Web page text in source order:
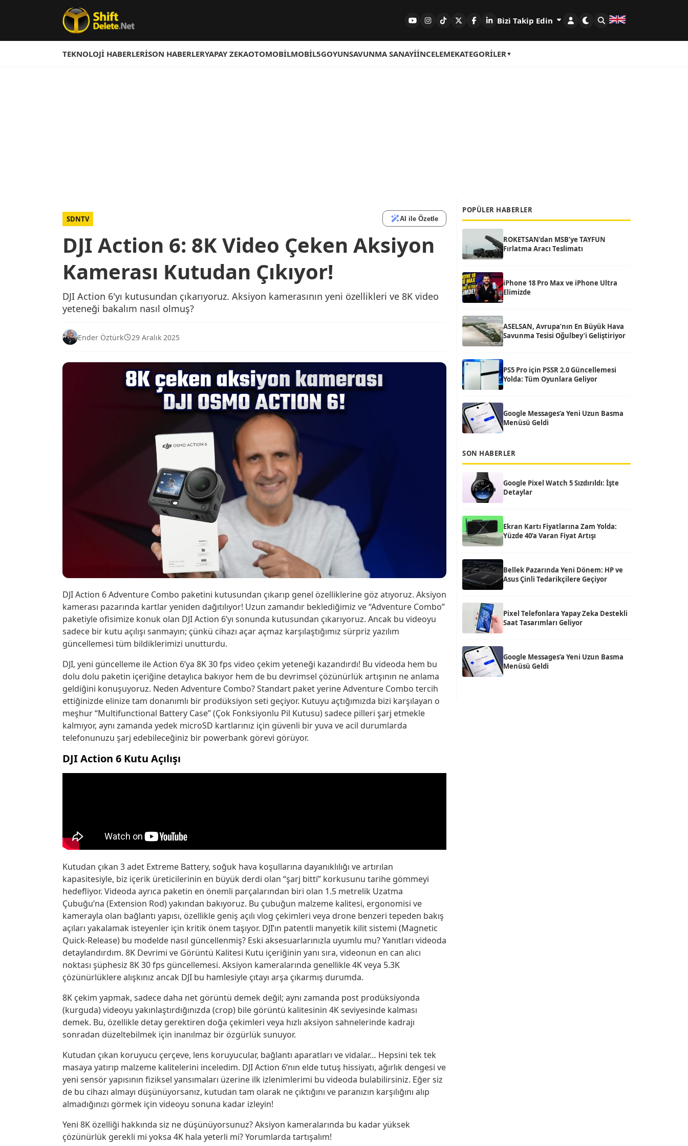
Bizi Takip Edin
TEKNOLOJI HABERLERISON HABERLERYAPAY ZEKAOTOMOBILMOBIL5GOYUNSAVUNMA SANAYIİNCELEMEKATEGORILER
SDNTV AI ile Özetle
DJI Action 6: 8K Video Çeken Aksiyon
Kamerası Kutudan Çıkıyor!
DJI Action 6'yı kutusundan çıkarıyoruz. Aksiyon kamerasının yeni özellikleri ve 8K video
yeteneği bakalım nasıl olmuş?
Ender Öztürk 29 Aralık 2025
DJI Action 6 Adventure Combo paketini kutusundan çıkarıp genel özelliklerine göz atıyoruz. Aksiyon
kamerası pazarında kartlar yeniden dağıtılıyor! Uzun zamandır beklediğimiz ve “Adventure Combo”
paketiyle ofisimize konuk olan DJI Action 6’yı sonunda kutusundan çıkarıyoruz. Ancak bu videoyu
sadece bir kutu açılışı sanmayın; çünkü cihazı açar açmaz karşılaştığımız sürpriz yazılım
güncellemesi tüm bildiklerimizi unutturdu.
DJI, yeni güncelleme ile Action 6’ya 8K 30 fps video çekim yeteneği kazandırdı! Bu videoda hem bu
dolu dolu paketin içeriğine detaylıca bakıyor hem de bu devrimsel çözünürlük artışının ne anlama
geldiğini konuşuyoruz. Neden Adventure Combo? Standart paket yerine Adventure Combo tercih
ettiğinizde elinize tam donanımlı bir prodüksiyon seti geçiyor. Kutuyu açtığımızda bizi karşılayan o
meşhur “Multifunctional Battery Case” (Çok Fonksiyonlu Pil Kutusu) sadece pilleri şarj etmekle
kalmıyor, aynı zamanda yedek microSD kartlarınız için güvenli bir yuva ve acil durumlarda
telefonunuzu şarj edebileceğiniz bir powerbank görevi görüyor.
DJI Action 6 Kutu Açılışı
Kutudan çıkan 3 adet Extreme Battery, soğuk hava koşullarına dayanıklılığı ve artırılan
kapasitesiyle, biz içerik üreticilerinin en büyük derdi olan “şarj bitti” korkusunu tarihe gömmeyi
hedefliyor. Videoda ayrıca paketin en önemli parçalarından biri olan 1.5 metrelik Uzatma
Çubuğu’na (Extension Rod) yakından bakıyoruz. Bu çubuğun malzeme kalitesi, ergonomisi ve
kamerayla olan bağlantı yapısı, özellikle geniş açılı vlog çekimleri veya drone benzeri tepeden bakış
açıları yakalamak isteyenler için kritik önem taşıyor. DJI’ın patentli manyetik kilit sistemi (Magnetic
Quick-Release) bu modelde nasıl güncellenmiş? Eski aksesuarlarınızla uyumlu mu? Yanıtları videoda
detaylandırdım. 8K Devrimi ve Görüntü Kalitesi Kutu içeriğinin yanı sıra, videonun en can alıcı
noktası şüphesiz 8K 30 fps güncellemesi. Aksiyon kameralarında genellikle 4K veya 5.3K
çözünürlüklere alışkınız ancak DJI bu hamlesiyle çıtayı arşa çıkarmış durumda.
8K çekim yapmak, sadece daha net görüntü demek değil; aynı zamanda post prodüksiyonda
(kurguda) videoyu yakınlaştırdığınızda (crop) bile görüntü kalitesinin 4K seviyesinde kalması
demek. Bu, özellikle detay gerektiren doğa çekimleri veya hızlı aksiyon sahnelerinde kadrajı
sonradan düzeltebilmek için inanılmaz bir özgürlük sunuyor.
Kutudan çıkan koruyucu çerçeve, lens koruyucular, bağlantı aparatları ve vidalar… Hepsini tek tek
masaya yatırıp malzeme kalitelerini inceledim. DJI Action 6’nın elde tutuş hissiyatı, ağırlık dengesi ve
yeni sensör yapısının fiziksel yansımaları üzerine ilk izlenimlerimi bu videoda bulabilirsiniz. Eğer siz
de bu cihazı almayı düşünüyorsanız, kutudan tam olarak ne çıktığını ve paranızın karşılığını alıp
almadığınızı görmek için videoyu sonuna kadar izleyin!
Yeni 8K özelliği hakkında siz ne düşünüyorsunuz? Aksiyon kameralarında bu kadar yüksek
çözünürlük gerekli mi yoksa 4K hala yeterli mi? Yorumlarda tartışalım!
POPÜLER HABERLER
ROKETSAN’dan MSB’ye TAYFUN
Fırlatma Aracı Teslimatı
iPhone 18 Pro Max ve iPhone Ultra
Elimizde
ASELSAN, Avrupa’nın En Büyük Hava
Savunma Tesisi Oğulbey’i Geliştiriyor
PS5 Pro için PSSR 2.0 Güncellemesi
Yolda: Tüm Oyunlara Geliyor
Google Messages’a Yeni Uzun Basma
Menüsü Geldi
SON HABERLER
Google Pixel Watch 5 Sızdırıldı: İşte
Detaylar
Ekran Kartı Fiyatlarına Zam Yolda:
Yüzde 40’a Varan Fiyat Artışı
Bellek Pazarında Yeni Dönem: HP ve
Asus Çinli Tedarikçilere Geçiyor
Pixel Telefonlara Yapay Zeka Destekli
Saat Tasarımları Geliyor
Google Messages’a Yeni Uzun Basma
Menüsü Geldi